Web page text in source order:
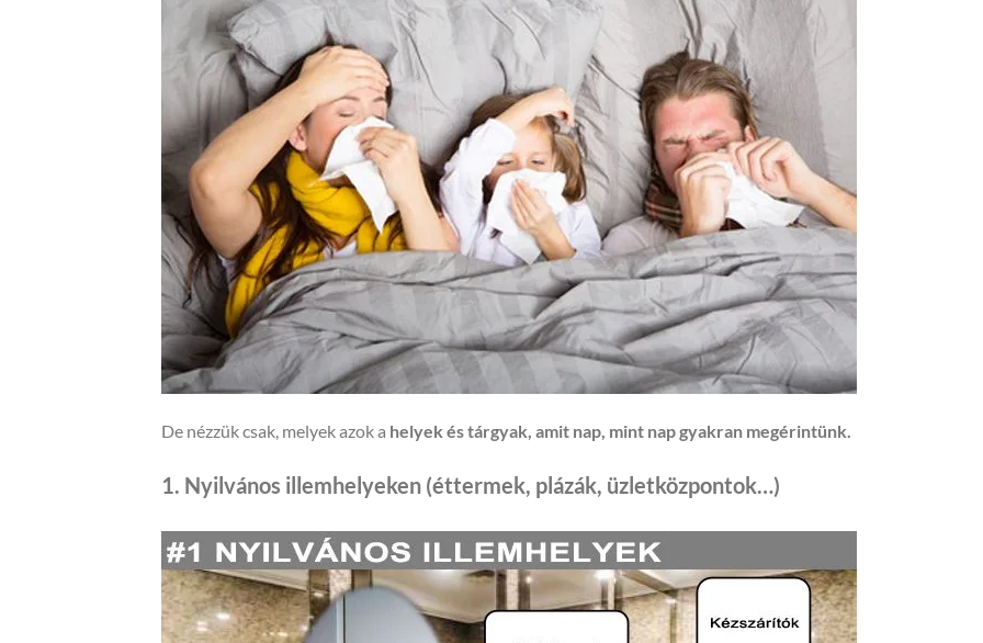
De nézzük csak, melyek azok a helyek és tárgyak, amit nap, mint nap gyakran megérintünk.
1. Nyilvános illemhelyeken (éttermek, plázák, üzletközpontok…)